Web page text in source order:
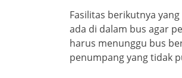
Fasilitas berikutnya
ada di dalam bus agar
harus menunggu bus
penumpang yang tidak